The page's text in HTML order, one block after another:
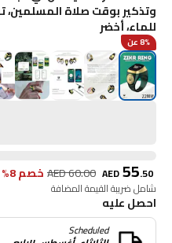
وتذكير بوقت صلاة المسلمين،
للماء، أخضر
8% عن
AED55.50
AED60.00 خصم 8%
شامل ضريبة القيمة المضافة
احصل عليه
Scheduled